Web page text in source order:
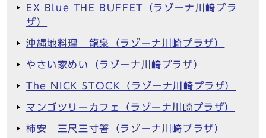
EX Blue THE BUFFET（ラゾーナ川崎プラ
ザ）
沖縄地料理 龍泉（ラゾーナ川崎プラザ）
やさい家めい（ラゾーナ川崎プラザ）
The NICK STOCK（ラゾーナ川崎プラザ）
マンゴツリーカフェ（ラゾーナ川崎プラザ）
柿安 三尺三寸箸（ラゾーナ川崎プラザ）